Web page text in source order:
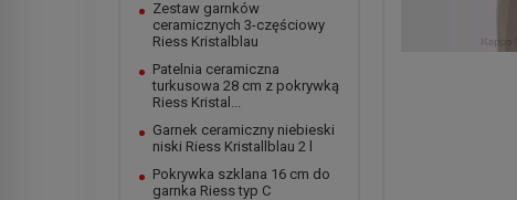
Zestaw garnków
ceramicznych 3-częściowy
Riess Kristalblau
Patelnia ceramiczna
turkusowa 28 cm z pokrywką
Riess Kristal...
Garnek ceramiczny niebieski
niski Riess Kristallblau 2 l
Pokrywka szklana 16 cm do
garnka Riess typ C